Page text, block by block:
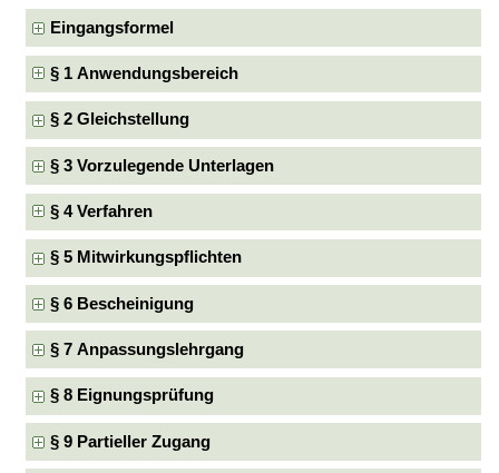
Eingangsformel
§ 1 Anwendungsbereich
§ 2 Gleichstellung
§ 3 Vorzulegende Unterlagen
§ 4 Verfahren
§ 5 Mitwirkungspflichten
§ 6 Bescheinigung
§ 7 Anpassungslehrgang
§ 8 Eignungsprüfung
§ 9 Partieller Zugang